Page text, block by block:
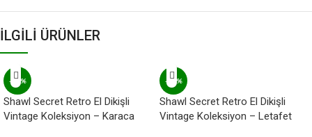
İLGİLİ ÜRÜNLER
-18%
Shawl Secret Retro El Dikişli
Vintage Koleksiyon – Karaca
-22%
Shawl Secret Retro El Dikişli
Vintage Koleksiyon – Letafet